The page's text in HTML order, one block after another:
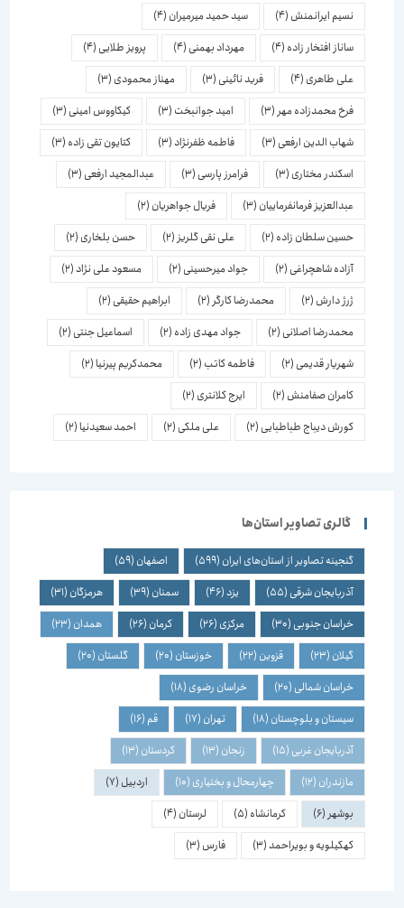
نسیم ایرانمنش(4) سید حمید میرمیران(4)
ساناز افتخار زاده(4) مهرداد بهمنی(4) پرویز طلایی(4)
علی طاهری(4) فرید نائینی(3) مهناز محمودی(3)
فرخ محمدزاده مهر (3) امید جوانبخت(3) کیکاووس امینی(3)
شهاب الدین ارفعی(3) فاطمه ظفرنژاد(3) کتایون تقی زاده(3)
اسكندر مختاری(3) فرامرز پارسی(3) عبدالمجید ارفعی(3)
عبدالعزیز فرمانفرماییان(3) فریال جواهریان(2)
حسین سلطان زاده(2) علی نقی گلریز(2) حسن بلخاری(2)
آزاده شاهچراغی(2) جواد میرحسینی(2) مسعود علی نژاد (2)
ژرژ دارش(2) محمدرضا کارگر(2) ابراهیم حقیقی(2)
محمدرضا اصلانی(2) جواد مهدی زاده(2) اسماعیل جنتی(2)
شهریار قدیمی(2) فاطمه کاتب(2) محمدکریم پیرنیا(2)
کامران صفامنش(2) ایرج کلانتری(2)
کورش دیباج طباطبایی(2) علی ملکی(2) احمد سعیدنیا(2)
گالری تصاویر استان‌ها
گنجینه تصاویر از استان‌های ایران(599) اصفهان(59)
آذربایجان شرقی(55)
(46) سمنان(39) هرمزگان(31)
خراسان جنوبی(30) مرکزی(26) کرمان(26) همدان(23)
گیلان(23) قزوین(22) خوزستان(20) گلستان(20)
خراسان شمالی(20) خراسان رضوی(18)
سیستان و بلوچستان(18) تهران(17)
(16)
آذربایجان غربی(15) زنجان(13) کردستان(13)
مازندران(12) چهارمحال و بختیاری(10) اردبیل(7)
بوشهر(6) کرمانشاه(5) لرستان(4)
کهکیلویه و بویراحمد(3) فارس(3)